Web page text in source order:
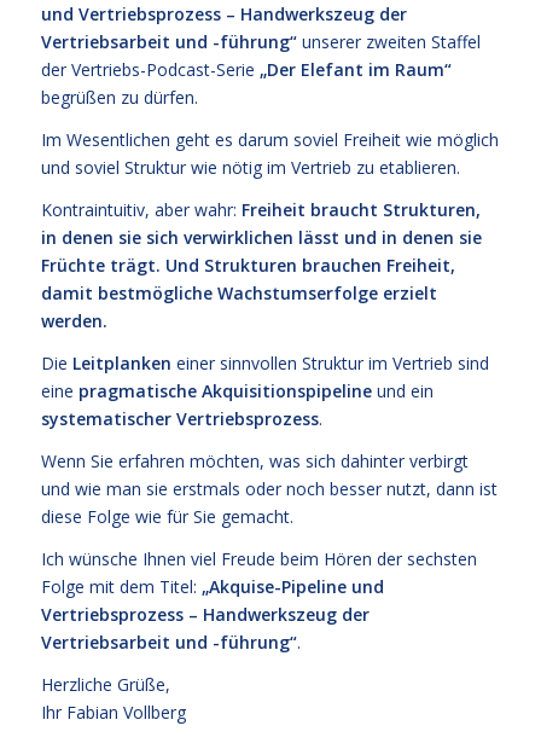
und Vertriebsprozess – Handwerkszeug der
Vertriebsarbeit und -führung“unserer zweiten Staffel
der Vertriebs-Podcast-Serie „Der Elefant im Raum“
begrüßen zu dürfen.
Im Wesentlichen geht es darum soviel Freiheit wie möglich
und soviel Struktur wie nötig im Vertrieb zu etablieren.
Kontraintuitiv, aber wahr: Freiheit braucht Strukturen,
in denen sie sich verwirklichen lässt und in denen sie
Früchte trägt. Und Strukturen brauchen Freiheit,
damit bestmögliche Wachstumserfolge erzielt
werden.
Die Leitplanken einer sinnvollen Struktur im Vertrieb sind
eine pragmatische Akquisitionspipelineund ein
systematischer Vertriebsprozess.
Wenn Sie erfahren möchten, was sich dahinter verbirgt
und wie man sie erstmals oder noch besser nutzt, dann ist
diese Folge wie für Sie gemacht.
Ich wünsche Ihnen viel Freude beim Hören der sechsten
Folge mit dem Titel: „Akquise-Pipeline und
Vertriebsprozess – Handwerkszeug der
Vertriebsarbeit und -führung“.
Herzliche Grüße,
Ihr Fabian Vollberg